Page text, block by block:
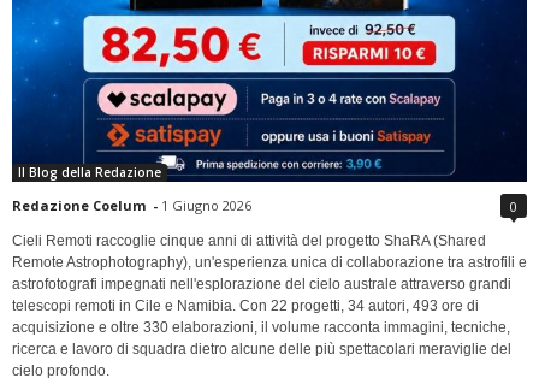
Il Blog della Redazione
Redazione Coelum - 1 Giugno 2026 0
Cieli Remoti raccoglie cinque anni di attività del progetto ShaRA (Shared
Remote Astrophotography), un'esperienza unica di collaborazione tra astrofili e
astrofotografi impegnati nell'esplorazione del cielo australe attraverso grandi
telescopi remoti in Cile e Namibia. Con 22 progetti, 34 autori, 493 ore di
acquisizione e oltre 330 elaborazioni, il volume racconta immagini, tecniche,
ricerca e lavoro di squadra dietro alcune delle più spettacolari meraviglie del
cielo profondo.